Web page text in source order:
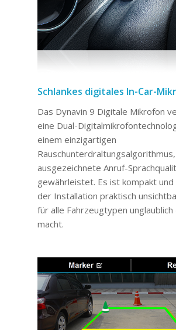
Schlankes digitales In-Car-
Das Dynavin 9 Digitale Mikrofon
eine Dual-
einem einzigartigen
ausgezeichnete Anruf-
gewährleistet. Es ist kompakt und
der Installation praktisch
für alle Fahrzeugtypen unglaublich
macht.